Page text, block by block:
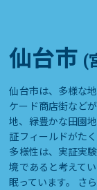
仙台市 (
仙台市は、多様な
ケード商店街など
地、緑豊かな田園
証フィールドがた
多様性は、実証実
境であると考えて
眠っています。 さ